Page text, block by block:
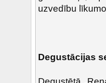
uzvedību
Degustācijas